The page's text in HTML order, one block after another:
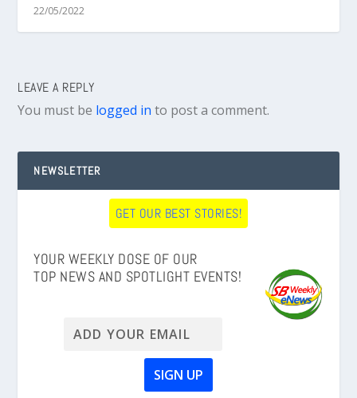
22/05/2022
LEAVE A REPLY
You must be logged in to post a comment.
NEWSLETTER
GET OUR BEST STORIES!
YOUR WEEKLY DOSE OF OUR
TOP NEWS AND SPOTLIGHT EVENTS!